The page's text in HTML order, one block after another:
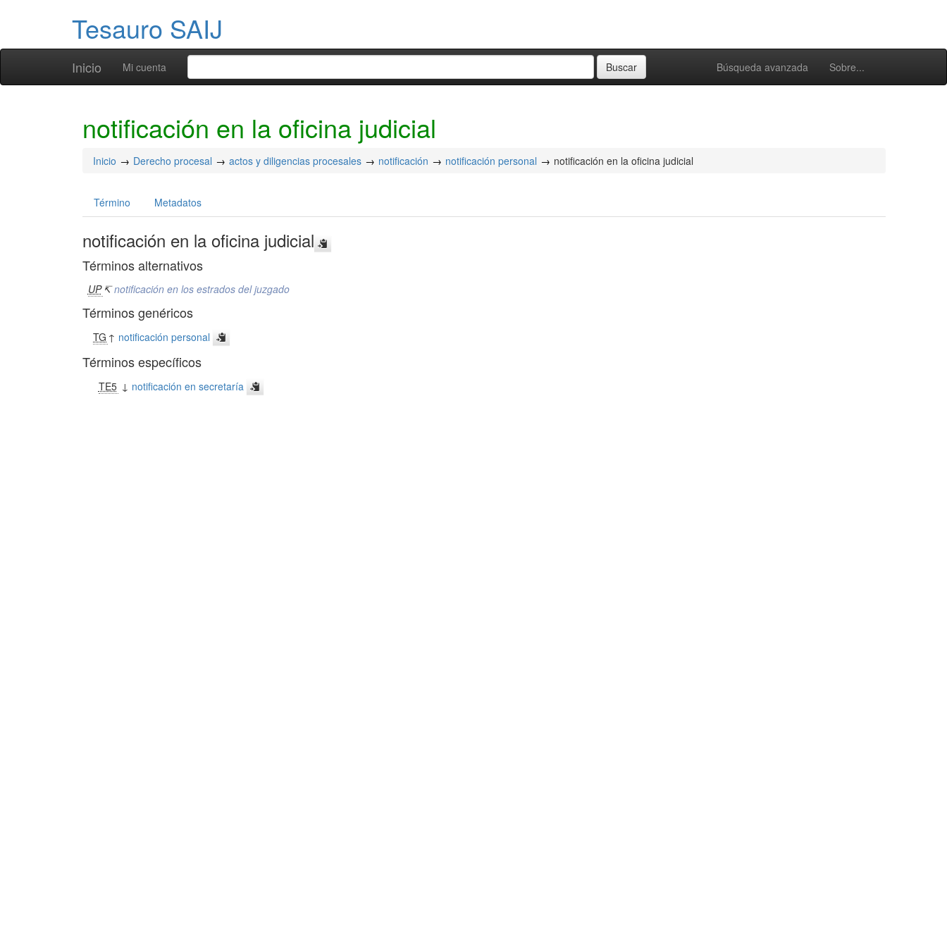
Tesauro SAIJ
Inicio Búsqueda avanzada Sobre...
Mi cuenta
notificación en la oficina judicial
Inicio Derecho procesal actos y diligencias procesales notificación notificación personal notificación en la oficina judicial
Término Metadatos
notificación en la oficina judicial
Términos alternativos
UP ↸notificación en los estrados del juzgado
Términos genéricos
TG ↑ notificación personal
Términos específicos
TE5 ↓ notificación en secretaría